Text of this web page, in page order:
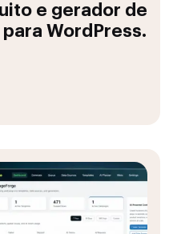
e gerador de
WordPress.